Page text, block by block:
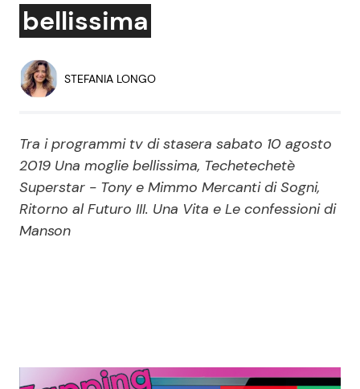
Dal Mondo
Economia
Persone Scomparse
Politica Reality e Talent
Soap Opera
News Spettacolo
bellissima
STEFANIA LONGO
Tra i programmi tv di stasera sabato 10 agosto
2019 Una moglie bellissima, Techetechetè
Superstar - Tony e Mimmo Mercanti di Sogni,
Ritorno al Futuro III. Una Vita e Le confessioni di
Manson